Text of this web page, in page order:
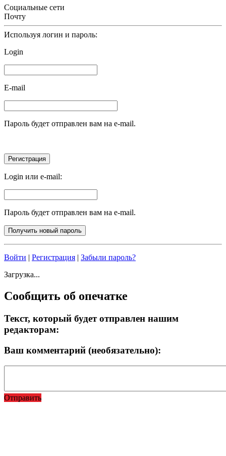
Социальные сети
Почту
Используя логин и пароль:
Login
E-mail
Пароль будет отправлен вам на e-mail.
Login или e-mail:
Пароль будет отправлен вам на e-mail.
Войти | Регистрация | Забыли пароль?
Загрузка...
Сообщить об опечатке
Текст, который будет отправлен нашим
редакторам:
Ваш комментарий (необязательно):
Отправить